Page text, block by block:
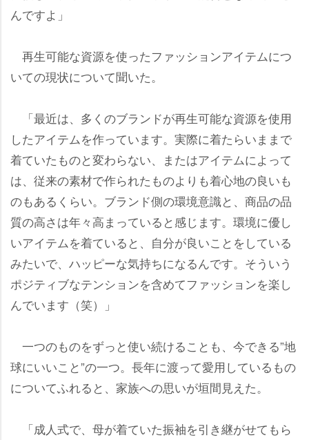
んですよ」
再生可能な資源を使ったファッションアイテムにつ
いての現状について聞いた。
「最近は、多くのブランドが再生可能な資源を使用
したアイテムを作っています。実際に着たらいままで
着ていたものと変わらない、またはアイテムによって
は、従来の素材で作られたものよりも着心地の良いも
のもあるくらい。ブランド側の環境意識と、商品の品
質の高さは年々高まっていると感じます。環境に優し
いアイテムを着ていると、自分が良いことをしている
みたいで、ハッピーな気持ちになるんです。そういう
ポジティブなテンションを含めてファッションを楽し
んでいます（笑）」
一つのものをずっと使い続けることも、今できる”地
球にいいこと”の一つ。長年に渡って愛用しているもの
についてふれると、家族への思いが垣間見えた。
「成人式で、母が着ていた振袖を引き継がせてもら